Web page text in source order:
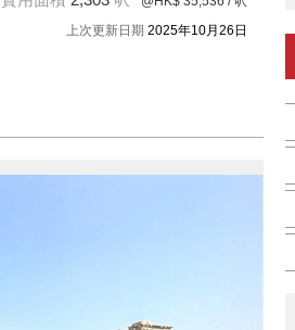
上次更新日期 2025年10月26日